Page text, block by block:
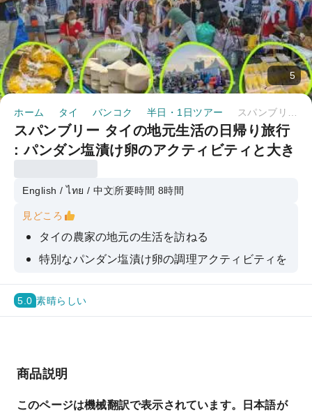
5
ホーム タイ バンコク 半日・1日ツアー
スパンブリー タイの地元生活の日帰り旅行
: パンダン塩漬け卵のアクティビティと大き
English / ไทย / 中文所要時間 8時間
見どころ
タイの農家の地元の生活を訪ねる
特別なパンダン塩漬け卵の調理アクティビティを
新しいランドマーク「大石仏」を訪ねる
地元の夜市でショッピングや食事を楽しむ
5.0 素晴らしい
商品説明
このページは機械翻訳で表示されています。日本語が